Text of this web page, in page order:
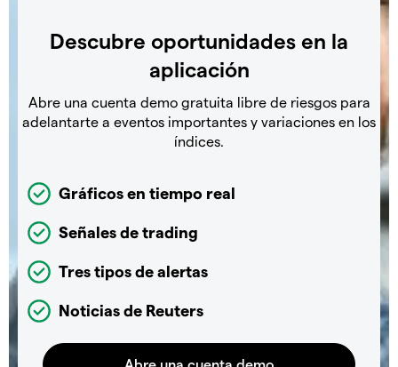
Descubre oportunidades en la
aplicación
Abre una cuenta demo gratuita libre de riesgos para
adelantarte a eventos importantes y variaciones en los
índices.
Gráficos en tiempo real
Señales de trading
Tres tipos de alertas
Noticias de Reuters